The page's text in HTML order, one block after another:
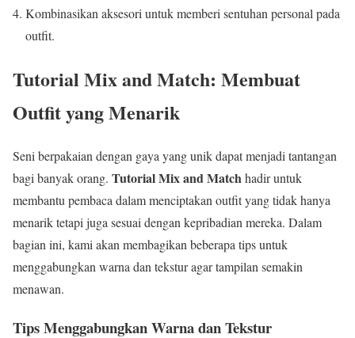
Kombinasikan aksesori untuk memberi sentuhan personal pada
outfit.
Tutorial Mix and Match: Membuat
Outfit yang Menarik
Seni berpakaian dengan gaya yang unik dapat menjadi tantangan
bagi banyak orang. Tutorial Mix and Matchhadir untuk
membantu pembaca dalam menciptakan outfit yang tidak hanya
menarik tetapi juga sesuai dengan kepribadian mereka. Dalam
bagian ini, kami akan membagikan beberapa tips untuk
menggabungkan warna dan tekstur agar tampilan semakin
menawan.
Tips Menggabungkan Warna dan Tekstur